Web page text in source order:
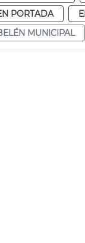
PORTADA
MUNICIPAL